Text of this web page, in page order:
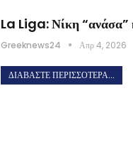
La Liga: Νίκη “ανάσα”
Greeknews24 Απρ 4, 2026
ΔΙΑΒΆΣΤΕ ΠΕΡΙΣΣΌΤΕΡΑ...